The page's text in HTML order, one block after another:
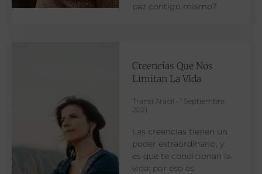
paz contigo mismo?
Creencias Que Nos
Limitan La Vida
Transi Aracil
1 Septiembre
2021
Las creencias tienen un
poder extraordinario, y
es que te condicionan la
vida; por eso es